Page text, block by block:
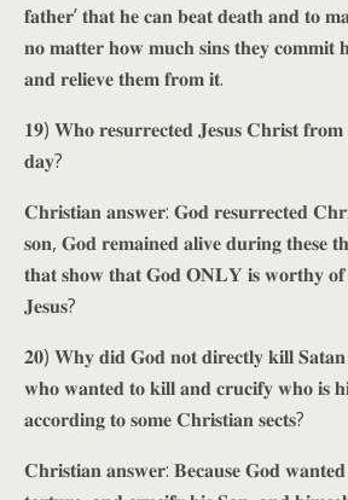
𝐟𝐚𝐭𝐡𝐞𝐫’ 𝐭𝐡𝐚𝐭 𝐡𝐞 𝐜𝐚𝐧 𝐛𝐞𝐚𝐭 𝐝𝐞𝐚𝐭𝐡 𝐚𝐧𝐝 𝐭𝐨
𝐧𝐨 𝐦𝐚𝐭𝐭𝐞𝐫 𝐡𝐨𝐰 𝐦𝐮𝐜𝐡 𝐬𝐢𝐧𝐬 𝐭𝐡𝐞𝐲 𝐜𝐨𝐦𝐦𝐢𝐭 𝐡𝐞
𝐚𝐧𝐝 𝐫𝐞𝐥𝐢𝐞𝐯𝐞 𝐭𝐡𝐞𝐦 𝐟𝐫𝐨𝐦 𝐢𝐭.
𝟏𝟗) 𝐖𝐡𝐨 𝐫𝐞𝐬𝐮𝐫𝐫𝐞𝐜𝐭𝐞𝐝 𝐉𝐞𝐬𝐮𝐬 𝐂𝐡𝐫𝐢𝐬𝐭 𝐟𝐫𝐨𝐦
𝐝𝐚𝐲?
𝐂𝐡𝐫𝐢𝐬𝐭𝐢𝐚𝐧 𝐚𝐧𝐬𝐰𝐞𝐫: 𝐆𝐨𝐝 𝐫𝐞𝐬𝐮𝐫𝐫𝐞𝐜𝐭𝐞𝐝
𝐬𝐨𝐧, 𝐆𝐨𝐝 𝐫𝐞𝐦𝐚𝐢𝐧𝐞𝐝 𝐚𝐥𝐢𝐯𝐞 𝐝𝐮𝐫𝐢𝐧𝐠 𝐭𝐡𝐞𝐬𝐞
𝐭𝐡𝐚𝐭 𝐬𝐡𝐨𝐰 𝐭𝐡𝐚𝐭 𝐆𝐨𝐝 𝐎𝐍𝐋𝐘 𝐢𝐬 𝐰𝐨𝐫𝐭𝐡𝐲
𝐉𝐞𝐬𝐮𝐬?
𝟐𝟎) 𝐖𝐡𝐲 𝐝𝐢𝐝 𝐆𝐨𝐝 𝐧𝐨𝐭 𝐝𝐢𝐫𝐞𝐜𝐭𝐥𝐲 𝐤𝐢𝐥𝐥
𝐰𝐡𝐨 𝐰𝐚𝐧𝐭𝐞𝐝 𝐭𝐨 𝐤𝐢𝐥𝐥 𝐚𝐧𝐝 𝐜𝐫𝐮𝐜𝐢𝐟𝐲 𝐰𝐡𝐨
𝐚𝐜𝐜𝐨𝐫𝐝𝐢𝐧𝐠 𝐭𝐨 𝐬𝐨𝐦𝐞 𝐂𝐡𝐫𝐢𝐬𝐭𝐢𝐚𝐧 𝐬𝐞𝐜𝐭𝐬?
𝐂𝐡𝐫𝐢𝐬𝐭𝐢𝐚𝐧 𝐚𝐧𝐬𝐰𝐞𝐫: 𝐁𝐞𝐜𝐚𝐮𝐬𝐞 𝐆𝐨𝐝 𝐰𝐚𝐧𝐭𝐞𝐝